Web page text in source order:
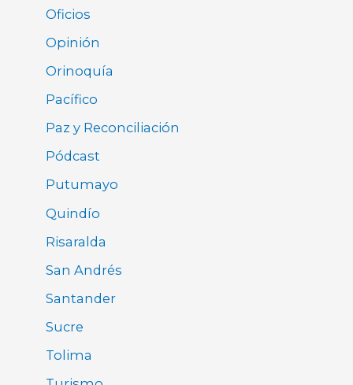
Oficios
Opinión
Orinoquía
Pacífico
Paz y Reconciliación
Pódcast
Putumayo
Quindío
Risaralda
San Andrés
Santander
Sucre
Tolima